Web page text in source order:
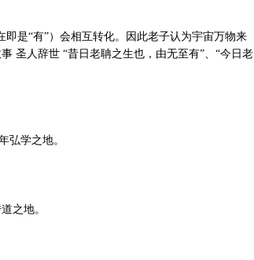
是“有”）会相互转化。因此老子认为宇宙万物来
圣人辞世 “昔日老聃之生也，由无至有”、“今日老
学之地。
之地。